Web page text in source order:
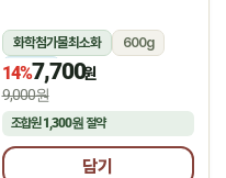
화학첨가물최소화
600g
냉장
14%7,700원
9,000원
조합원1,300원절약
담기